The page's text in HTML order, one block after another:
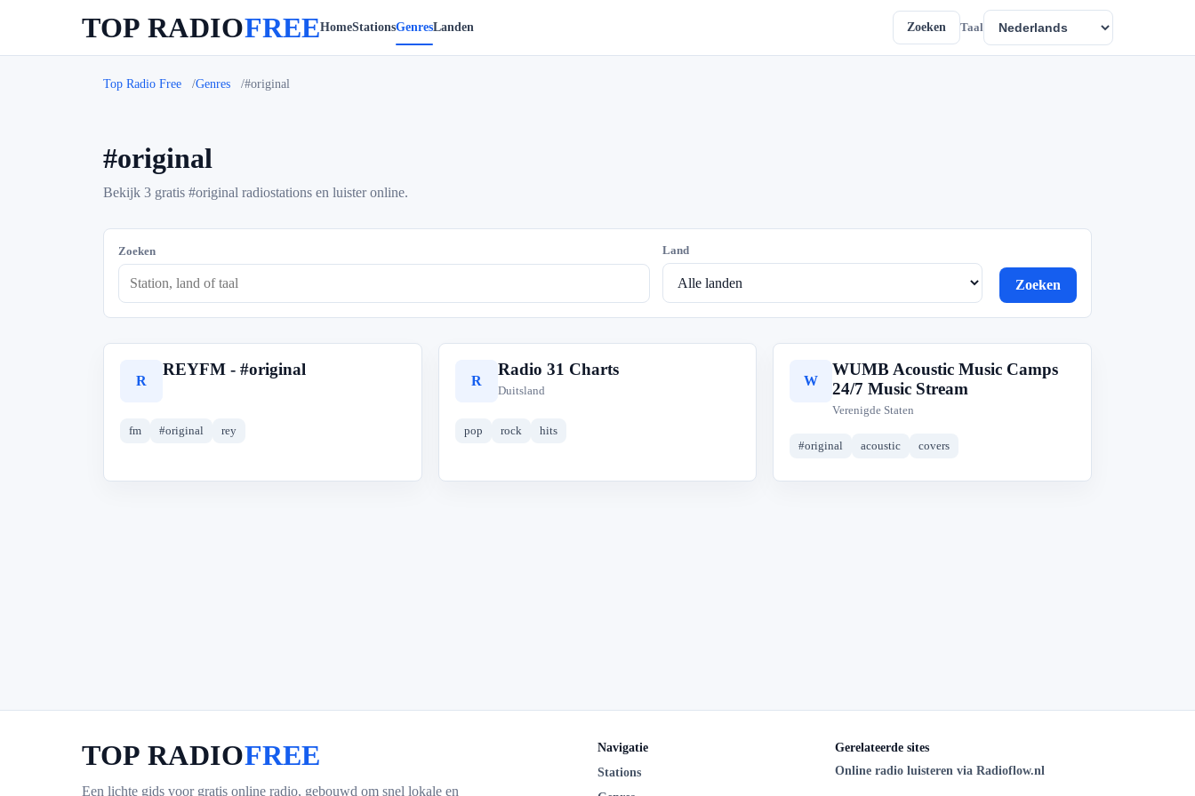
TOP RADIOFREEHomeStationsGenresLanden Zoeken Taal
Top Radio Free Genres #original
#original
Bekijk 3 gratis #original radiostations en luister online.
Zoeken Land
Zoeken
R
REYFM - #original
fm #original rey
R
Radio 31 Charts
Duitsland
pop rock hits
W
WUMB Acoustic Music Camps
24/7 Music Stream
Verenigde Staten
#original acoustic covers
TOP RADIOFREE
Een lichte gids voor gratis online radio, gebouwd om snel lokale en
Navigatie
Stations
Gerelateerde sites
Online radio luisteren via Radioflow.nl